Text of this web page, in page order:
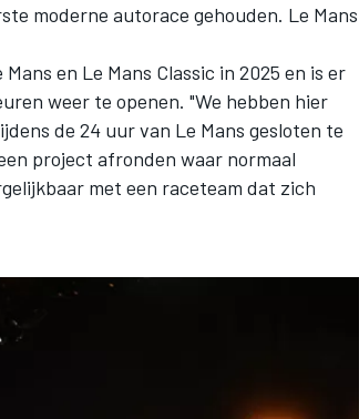
moderne autorace gehouden. Le Mans
en Le Mans Classic in 2025 en is er
weer te openen. "We hebben hier
de 24 uur van Le Mans gesloten te
project afronden waar normaal
met een raceteam dat zich